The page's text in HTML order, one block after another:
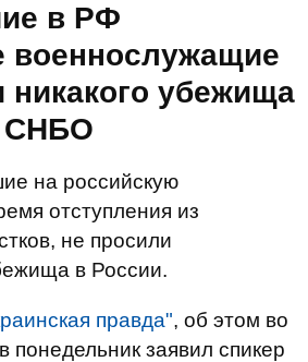
в РФ
военнослужащие
никакого убежища
СНБО
на российскую
отступления из
не просили
в России.
правда", об этом во
понедельник заявил спикер